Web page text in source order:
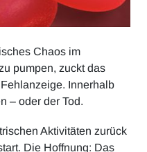
Chaos im
pumpen, zuckt das
Innerhalb
– oder der Tod.
Aktivitäten zurück
Die Hoffnung: Das